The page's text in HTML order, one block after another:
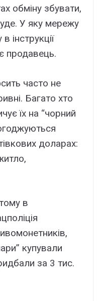
обміну збувати,
У яку мережу
інструкції
продавець.
часто не
Багато хто
їх на “чорний
доларах:
в
купували
за 3 тис.